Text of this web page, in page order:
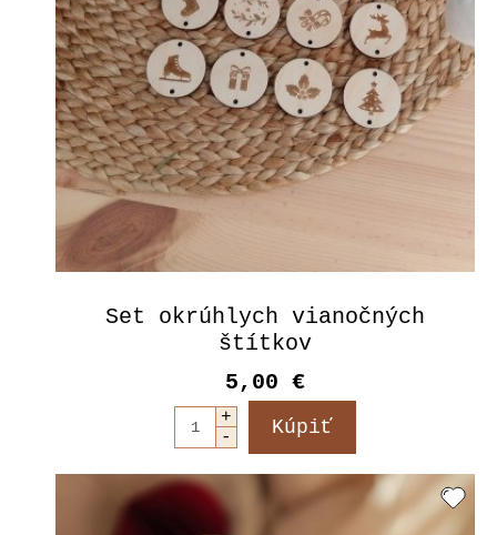
Set okrúhlych vianočných
štítkov
5,00 €